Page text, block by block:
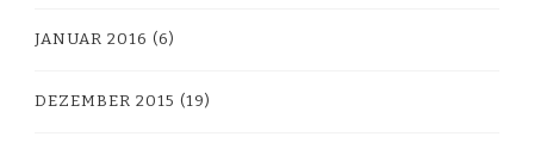
JANUAR 2016 (6)
DEZEMBER 2015 (19)